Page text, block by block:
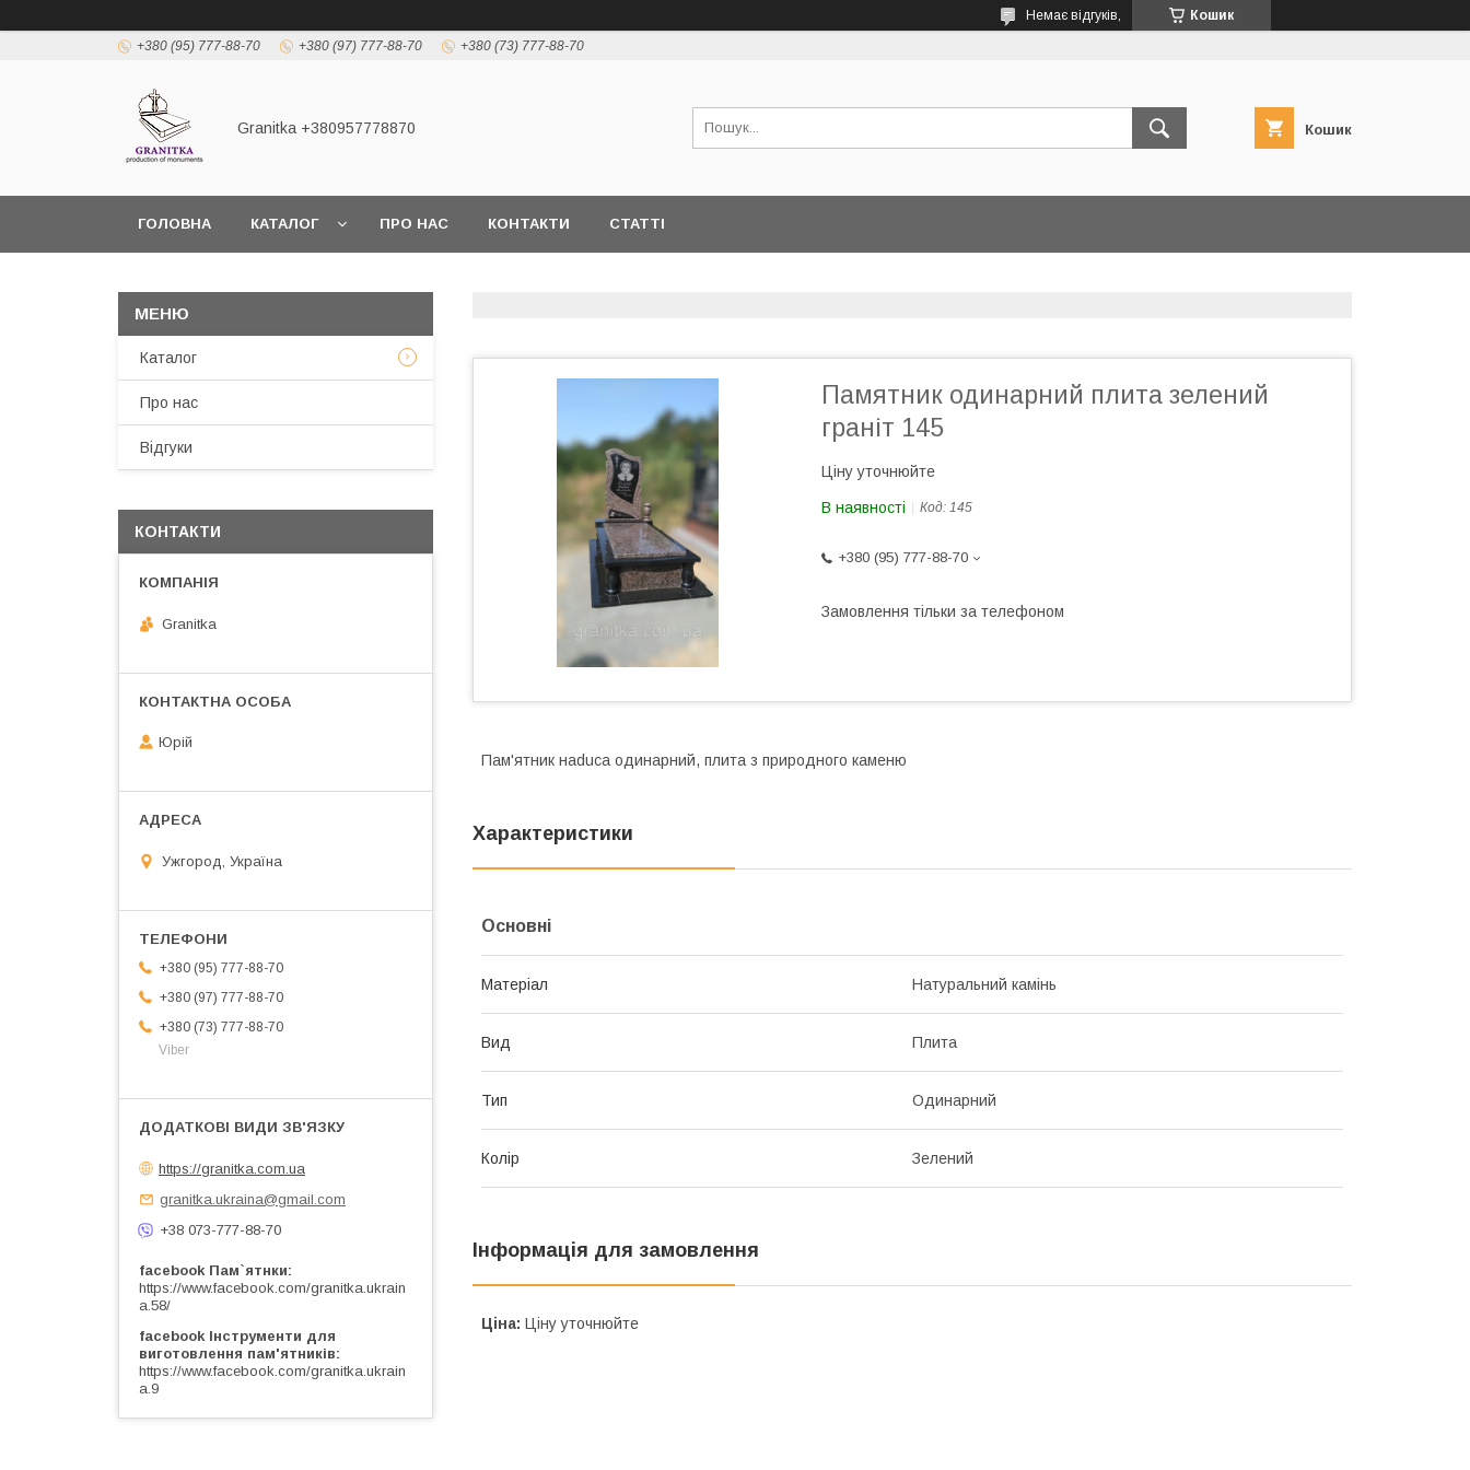
Кошик
Немає відгуків,
+380 (95) 777-88-70 +380 (97) 777-88-70 +380 (73) 777-88-70
Granitka +380957778870 Кошик
ГОЛОВНА КАТАЛОГ ПРО НАС КОНТАКТИ СТАТТІ
Памятник одинарний плита зелений
граніт 145
Ціну уточнюйте
В наявності Код: 145
+380 (95) 777-88-70
Замовлення тільки за телефоном
Пам'ятник наduса одинарний, плита з природного каменю
Характеристики
Основні
Матеріал Натуральний камінь
Вид Плита
Тип Одинарний
Колір Зелений
Інформація для замовлення
Ціна: Ціну уточнюйте
Каталог
Про нас
Відгуки
КОНТАКТИ
Granitka
Юрій
Ужгород, Україна
+380 (95) 777-88-70
+380 (97) 777-88-70
+380 (73) 777-88-70
Viber
https://granitka.com.ua
granitka.ukraina@gmail.com
+38 073-777-88-70
facebook Пам`ятнки
https://www.facebook.com/granitka.ukrain
a.58/
facebook Інструменти для
виготовлення пам'ятників
https://www.facebook.com/granitka.ukrain
a.9